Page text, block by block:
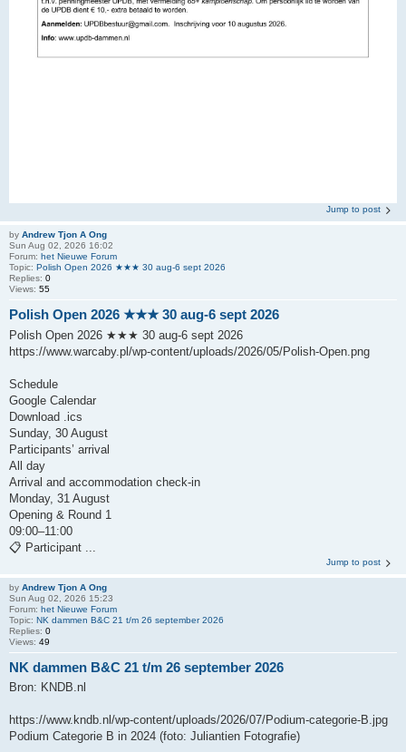
Jump to post
by Andrew Tjon A Ong
Sun Aug 02, 2026 16:02
Forum: het Nieuwe Forum
Topic: Polish Open 2026 ★★★ 30 aug-6 sept 2026
Replies: 0
Views: 55
Polish Open 2026 ★★★ 30 aug-6 sept 2026
Polish Open 2026 ★★★ 30 aug-6 sept 2026
https://www.warcaby.pl/wp-content/uploads/2026/05/Polish-Open.png
Schedule
Google Calendar
Download .ics
Sunday, 30 August
Participants’ arrival
All day
Arrival and accommodation check-in
Monday, 31 August
Opening & Round 1
09:00–11:00
📋 Participant ...
Jump to post
by Andrew Tjon A Ong
Sun Aug 02, 2026 15:23
Forum: het Nieuwe Forum
Topic: NK dammen B&C 21 t/m 26 september 2026
Replies: 0
Views: 49
NK dammen B&C 21 t/m 26 september 2026
Bron: KNDB.nl
https://www.kndb.nl/wp-content/uploads/2026/07/Podium-categorie-B.jpg
Podium Categorie B in 2024 (foto: Juliantien Fotografie)